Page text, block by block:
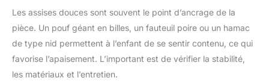
Les assises douces sont souvent le point d’ancrage de la
pièce. Un pouf géant en billes, un fauteuil poire ou un hamac
de type nid permettent à l’enfant de se sentir contenu, ce qui
favorise l’apaisement. L’important est de vérifier la stabilité,
les matériaux et l’entretien.